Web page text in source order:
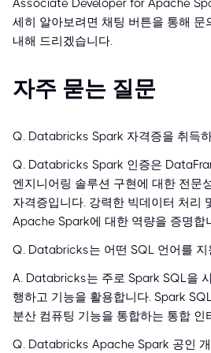
Associate Developer for Apache
세히 알아보려면 채팅 버튼을 통해 문
내해 드리겠습니다.
자주 묻는 질문
Q. Databricks Spark 자격증을 취득
Q. Databricks Spark 인증은
엔지니어링 솔루션 구현에 대한 전문
자격증입니다. 강력한 빅데이터 처리
Apache Spark에 대한 역량을 증명합
Q. Databricks는 어떤 SQL 언어를 지
A. Databricks는 주로 Spark SQL을
행하고 기능을 활용합니다. Spark
분산 컴퓨팅 기능을 통합하는 통합 인
Q. Databricks Apache Spark 공인